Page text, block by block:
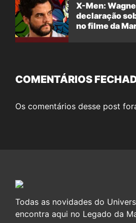
X-Men:
declaração
no filme da
COMENTÁRIOS
Os comentários desse post
Todas as novidades do
encontra aqui no Legado da